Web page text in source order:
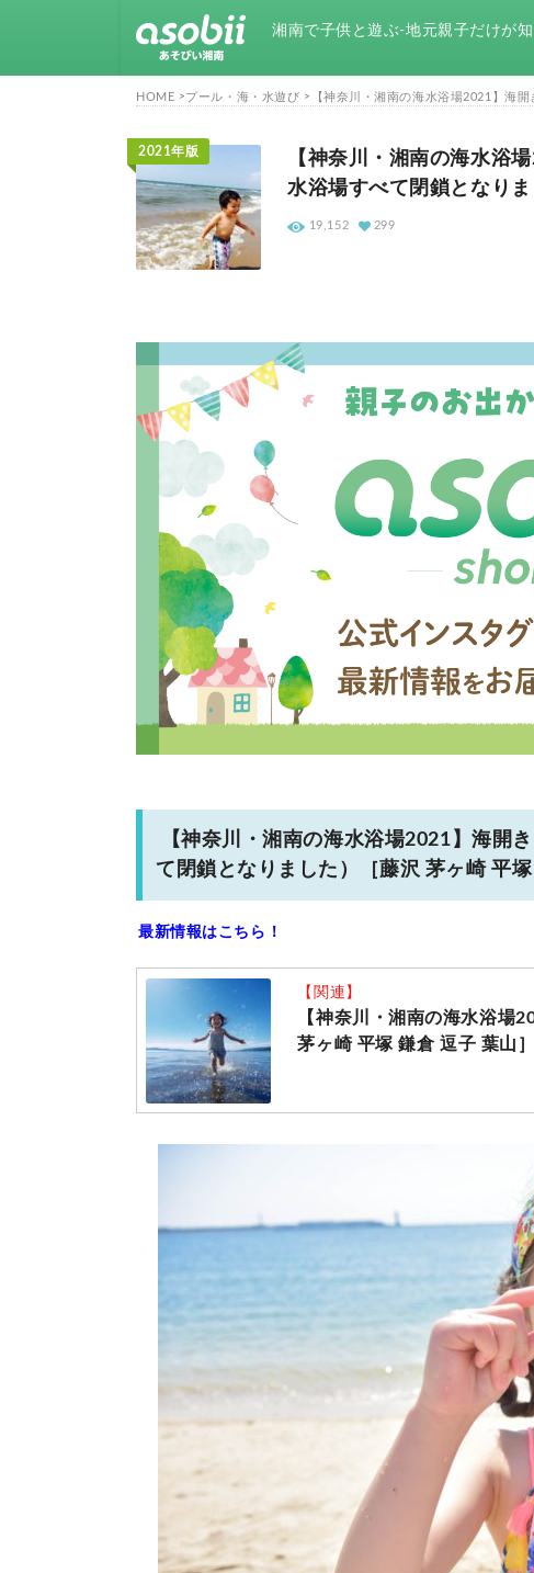
湘南で子供と遊ぶ-地元親子だけが
HOME プール・海・水遊び 【神奈川・湘南の海水浴場2021】海
2021年版
【神奈川・湘南の海水浴
19,152 299
【神奈川・湘南の海水浴場2021】海開
て閉鎖となりました）［藤沢 茅ヶ崎 平塚
最新情報はこちら！
【関連】
【神奈川・湘南の海水浴場
茅ヶ崎 平塚 鎌倉 逗子 葉山］